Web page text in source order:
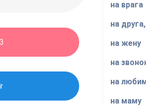
на врага
на
на жену
на
на
на маму